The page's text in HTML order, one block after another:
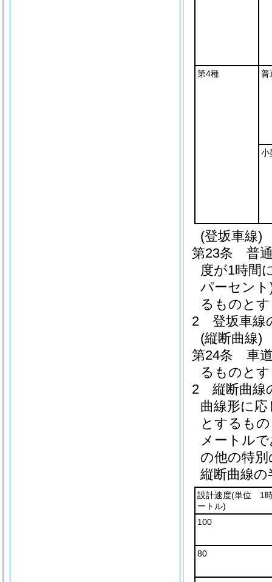
第4種 普
小
(登坂車線)
第23条
普
度が1時間
パーセント
るものと
2
登坂車線
(縦断曲線)
第24条
車
るものと
2
縦断曲線
曲線形に応
とするも
メートル
の他の特
縦断曲線
設計速度(単位 1時
ートル)
100
80